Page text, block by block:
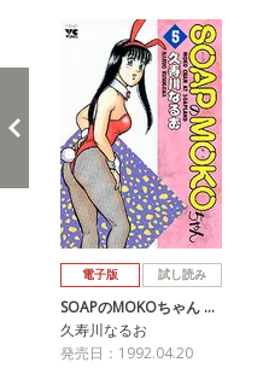
電子版 試し読み
SOAPのMOKOちゃん …
久寿川なるお
発売日：1992.04.20